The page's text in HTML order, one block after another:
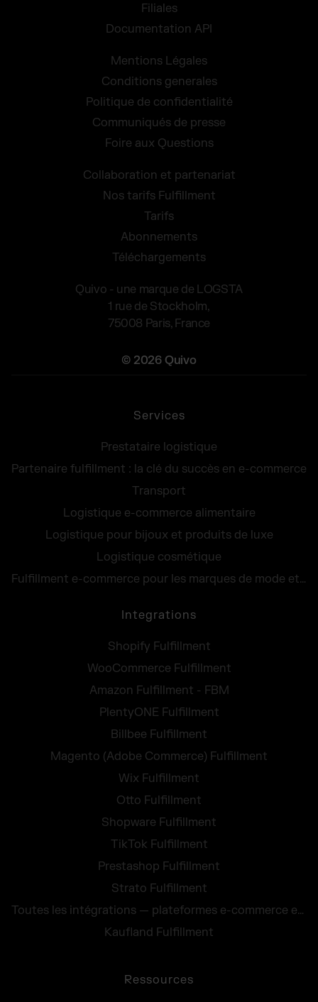
Filiales
Documentation API
Mentions Légales
Conditions generales
Politique de confidentialité
Communiqués de presse
Foire aux Questions
Collaboration et partenariat
Nos tarifs Fulfillment
Tarifs
Abonnements
Téléchargements
Quivo - une marque de LOGSTA
1 rue de Stockholm,
75008 Paris, France
© 2026 Quivo
Services
Prestataire logistique
Partenaire fulfillment : la clé du succès en e-commerce
Transport
Logistique e-commerce alimentaire
Logistique pour bijoux et produits de luxe
Logistique cosmétique
Fulfillment e-commerce pour les marques de mode et lifestyle
Integrations
Shopify Fulfillment
WooCommerce Fulfillment
Amazon Fulfillment - FBM
PlentyONE Fulfillment
Billbee Fulfillment
Magento (Adobe Commerce) Fulfillment
Wix Fulfillment
Otto Fulfillment
Shopware Fulfillment
TikTok Fulfillment
Prestashop Fulfillment
Strato Fulfillment
Toutes les intégrations — plateformes e-commerce et services de transport
Kaufland Fulfillment
Ressources